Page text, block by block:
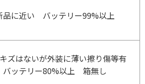
品に近い バッテリー99%以上
ズはないが外装に薄い擦り傷等有
ッテリー80%以上 箱無し